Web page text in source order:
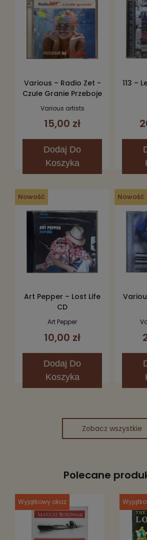
Various – Radio Zet -
Czułe Granie Przeboje
Na Lato 2006 2CD
Various artists
15,00 zł
Dodaj Do
Koszyka
113 –
Nowość
Art Pepper – Lost Life
CD
Art Pepper
10,00 zł
Dodaj Do
Koszyka
Nowość
Zobacz wszystkie
Polecane
Wyjątkowy okaz